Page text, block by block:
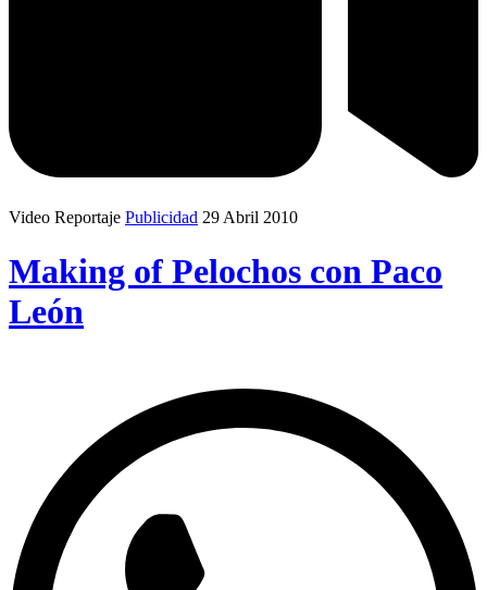
Video Reportaje Publicidad 29 Abril 2010
Making of Pelochos con Paco
León